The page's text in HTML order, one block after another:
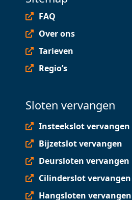
FAQ
Over ons
Tarieven
Regio’s
Sloten vervangen
Insteekslot vervangen
Bijzetslot vervangen
Deursloten vervangen
Cilinderslot vervangen
Hangsloten vervangen